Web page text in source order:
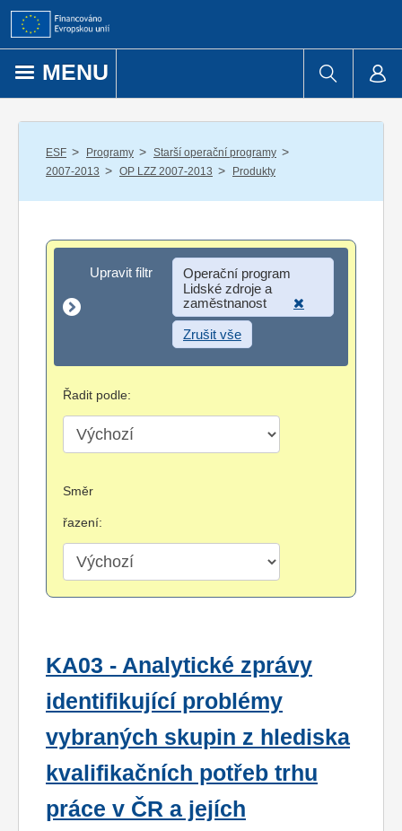
Přejít k obsahu
MENU
ESF / Programy / Starší operační programy /
2007-2013 / OP LZZ 2007-2013 / Produkty
Upravit filtr
Upravit filtr
Operační program
Lidské zdroje a
zaměstnanost
Zrušit vše
Řadit podle:
Směr
řazení:
KA03 - Analytické zprávy
identifikující problémy
vybraných skupin z hlediska
kvalifikačních potřeb trhu
práce v ČR a jejích